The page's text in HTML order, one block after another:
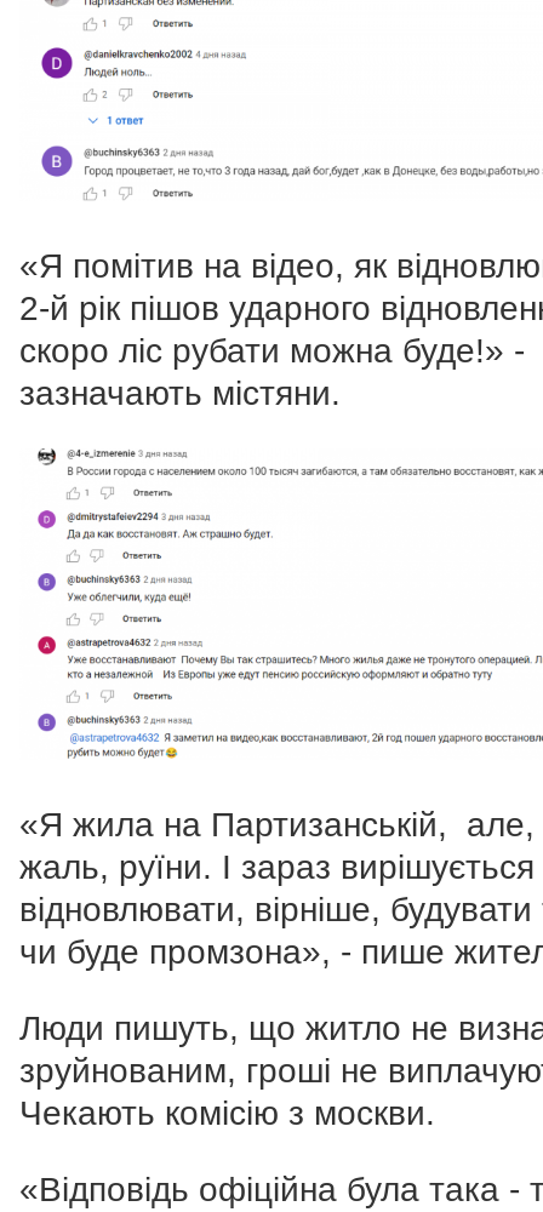
«Я помітив на відео, як
2-й рік пішов ударного
скоро ліс рубати можна буде!» -
зазначають містяни.
«Я жила на Партизанській, але,
жаль, руїни. І зараз
відновлювати, вірніше,
чи буде промзона», - пише
Люди пишуть, що житло не
зруйнованим, гроші не
Чекають комісію з москви.
«Відповідь офіційна була така -